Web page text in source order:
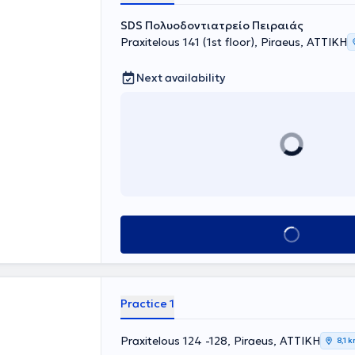
SDS Πολυοδοντιατρείο Πειραιάς
Praxitelous 141 (1st floor), Piraeus, ΑΤΤΙΚΗ
Next availability
Book appointment
Practice 1
Praxitelous 124 -128, Piraeus, ΑΤΤΙΚΗ 8,1